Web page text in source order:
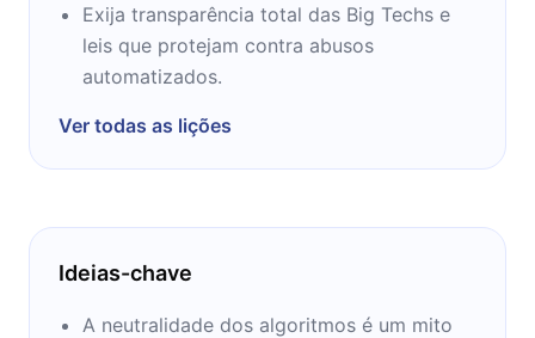
Exija transparência total das Big Techs e
leis que protejam contra abusos
automatizados.
Ver todas as lições
Ideias-chave
A neutralidade dos algoritmos é um mito